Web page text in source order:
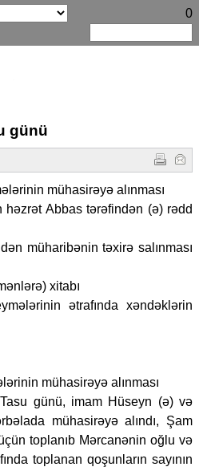
0
günü
mühasirəyə alınması
Abbas tərəfindən (ə) rədd
müharibənin təxirə salınması
xitabı
ətrafında xəndəklərin
mühasirəyə alınması
günü, imam Hüseyn (ə) və
mühasirəyə alındı, Şam
toplanıb Mərcanənin oğlu və
toplanan qoşunların sayının